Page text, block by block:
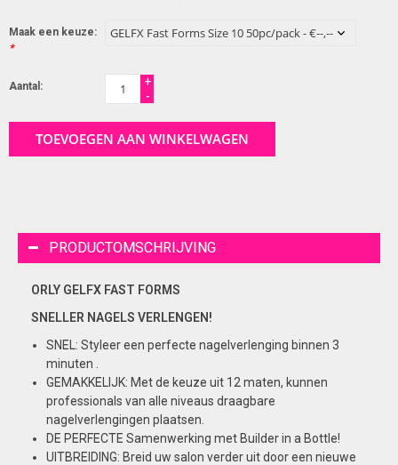
Maak een keuze:
*
Aantal:
+
-
TOEVOEGEN AAN WINKELWAGEN
PRODUCTOMSCHRIJVING
ORLY GELFX FAST FORMS
SNELLER NAGELS VERLENGEN!
SNEL: Styleer een perfecte nagelverlenging binnen 3
minuten .
GEMAKKELIJK: Met de keuze uit 12 maten, kunnen
professionals van alle niveaus draagbare
nagelverlengingen plaatsen.
DE PERFECTE Samenwerking met Builder in a Bottle!
UITBREIDING: Breid uw salon verder uit door een nieuwe